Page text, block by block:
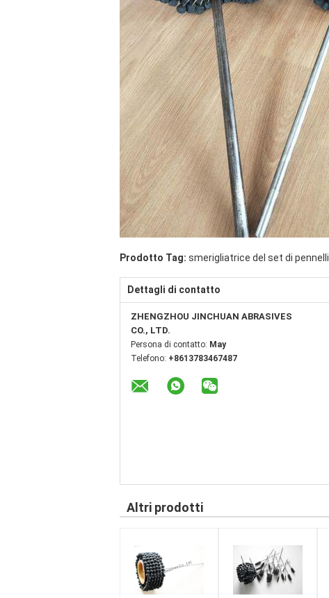
Prodotto Tag: smerigliatrice del set di pennelli
Dettagli di contatto
ZHENGZHOU JINCHUAN ABRASIVES
CO., LTD.
Persona di contatto: May
Telefono: +8613783467487
Altri prodotti